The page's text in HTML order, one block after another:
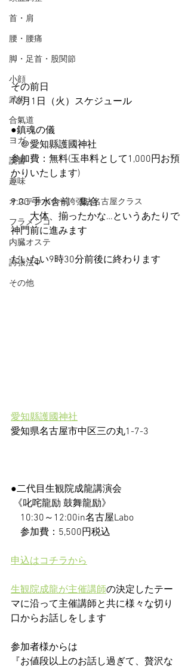
首・肩
腰・腰痛
脚・足首・股関節
小顔
武術
合氣道
ヨガ
読書
趣味
オステオパシー誇張法名古屋クラス
フラメンコ
内臓オステ
誇張法Φ
その他
その前日
10月1日（火）スケジュール
●鎮魂の儀
＠愛知縣護國神社
参加費：無料(玉串料として1,000円お預
かりいたします)
9:00 手水舎前　集合
大体、揃ったかな…というあたりで
神門前に進みます
だいたい9時30分前後に終わります
愛知縣護國神社
愛知県名古屋市中区三の丸1-7-3
●二代目生観院成龍講演会
《叱咤龍励 鼓舞龍励》
10:30～12:00in名古屋Labo
参加費：5,500円税込
申込はコチラから
生観院成龍が主催講師の決定したテー
マに沿って主催講師と共に様々な切り
口からお話しをします
参加者様からは
『お値段以上のお話し過ぎて、贅沢な